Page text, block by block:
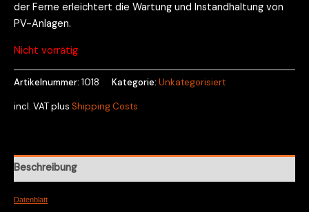
der Ferne erleichtert die Wartung und Instandhaltung von
PV-Anlagen.
Nicht vorrätig
Artikelnummer: 1018 Kategorie: Unkategorisiert
incl. VATplus Shipping Costs
Beschreibung
Datenblatt